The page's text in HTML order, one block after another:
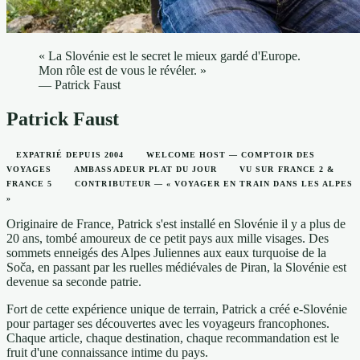
« La Slovénie est le secret le mieux gardé d'Europe.
Mon rôle est de vous le révéler. »
— Patrick Faust
Patrick Faust
EXPATRIÉ DEPUIS 2004
WELCOME HOST — COMPTOIR DES
VOYAGES
AMBASSADEUR PLAT DU JOUR
VU SUR FRANCE 2 &
FRANCE 5
CONTRIBUTEUR — « VOYAGER EN TRAIN DANS LES ALPES
»
Originaire de France, Patrick s'est installé en Slovénie il y a plus de
20 ans, tombé amoureux de ce petit pays aux mille visages. Des
sommets enneigés des Alpes Juliennes aux eaux turquoise de la
Soča, en passant par les ruelles médiévales de Piran, la Slovénie est
devenue sa seconde patrie.
Fort de cette expérience unique de terrain, Patrick a créé e-Slovénie
pour partager ses découvertes avec les voyageurs francophones.
Chaque article, chaque destination, chaque recommandation est le
fruit d'une connaissance intime du pays.